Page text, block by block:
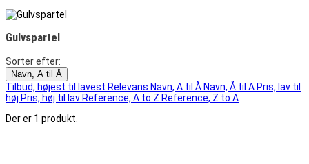
Gulvspartel
Sorter efter:
Navn, A til Å
Tilbud, højest til lavest Relevans Navn, A til Å Navn, Å til A Pris, lav til
høj Pris, høj til lav Reference, A to Z Reference, Z to A
Der er 1 produkt.